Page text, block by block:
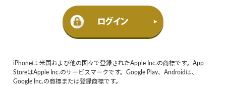
iPhoneは 米国および他の国々で登録されたApple Inc.の商標です。App
StoreはApple Inc.のサービスマークです。Google Play、Androidは、
Google Inc.の商標または登録商標です。